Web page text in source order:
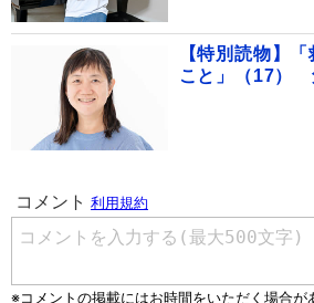
【特別読物】
こと」（17）